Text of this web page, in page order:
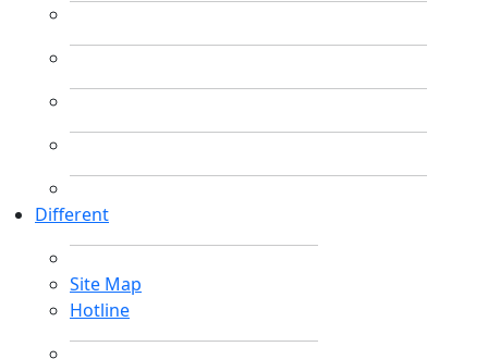
Different
Site Map
Hotline